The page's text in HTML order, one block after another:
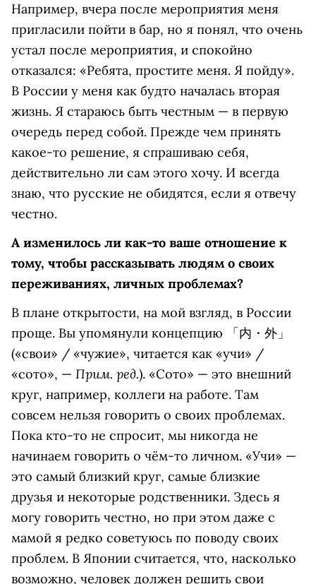
Например, вчера после мероприятия меня
пригласили пойти в бар, но я понял, что очень
устал после мероприятия, и спокойно
отказался: «Ребята, простите меня. Я пойду».
В России у меня как будто началась вторая
жизнь. Я стараюсь быть честным — в первую
очередь перед собой. Прежде чем принять
какое-то решение, я спрашиваю себя,
действительно ли сам этого хочу. И всегда
знаю, что русские не обидятся, если я отвечу
честно.
А изменилось ли как-то ваше отношение к
тому, чтобы рассказывать людям о своих
переживаниях, личных проблемах?
В плане открытости, на мой взгляд, в России
проще. Вы упомянули концепцию 「内・外」
(«свои» / «чужие», читается как «учи» /
«сото», — Прим. ред.). «Сото» — это внешний
круг, например, коллеги на работе. Там
совсем нельзя говорить о своих проблемах.
Пока кто-то не спросит, мы никогда не
начинаем говорить о чём-то личном. «Учи» —
это самый близкий круг, самые близкие
друзья и некоторые родственники. Здесь я
могу говорить честно, но при этом даже с
мамой я редко советуюсь по поводу своих
проблем. В Японии считается, что, насколько
возможно, человек должен решить свои